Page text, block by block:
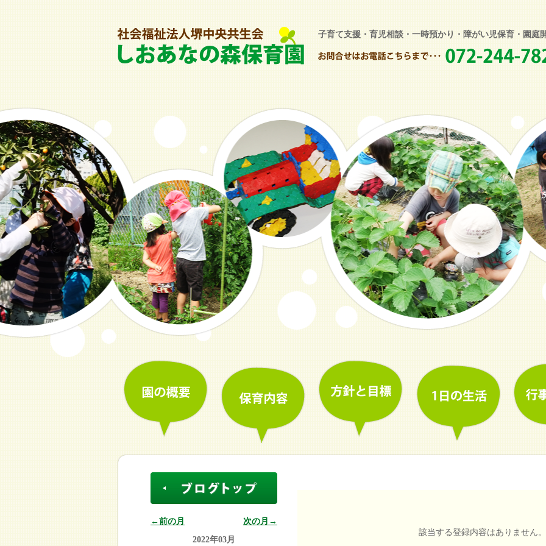
子育て支援・育児相談・一時預かり・障がい児保育・園庭
←前の月
次の月→
2022年03月
該当する登録内容はありません。